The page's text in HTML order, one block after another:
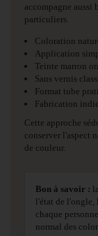
accompagne aussi
particuliers.
Coloration
Application
Teinte marron
Sans vernis
Format tube
Fabrication
Cette approche
conserver l'aspect
de couleur.
Bon à savoir :
l'état de l'ongle,
chaque
normal des